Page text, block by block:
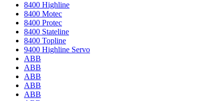
8400 Highline
8400 Motec
8400 Protec
8400 Stateline
8400 Topline
9400 Highline Servo
ABB
ABB
ABB
ABB
ABB